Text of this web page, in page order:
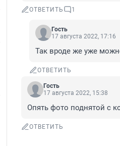
ОТВЕТИТЬ 1
Гость
17 августа 2022, 17:16
Так вроде же уже
ОТВЕТИТЬ
Гость
17 августа 2022, 15:38
Опять фото поднятой с
ОТВЕТИТЬ